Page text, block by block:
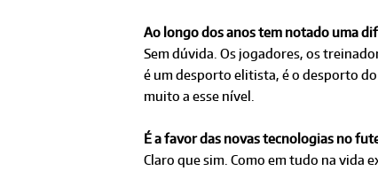
Ao longo dos anos tem notado uma
Sem dúvida. Os jogadores, os
é um desporto elitista, é o desporto
muito a esse nível.
É a favor das novas tecnologias no
Claro que sim. Como em tudo na vida